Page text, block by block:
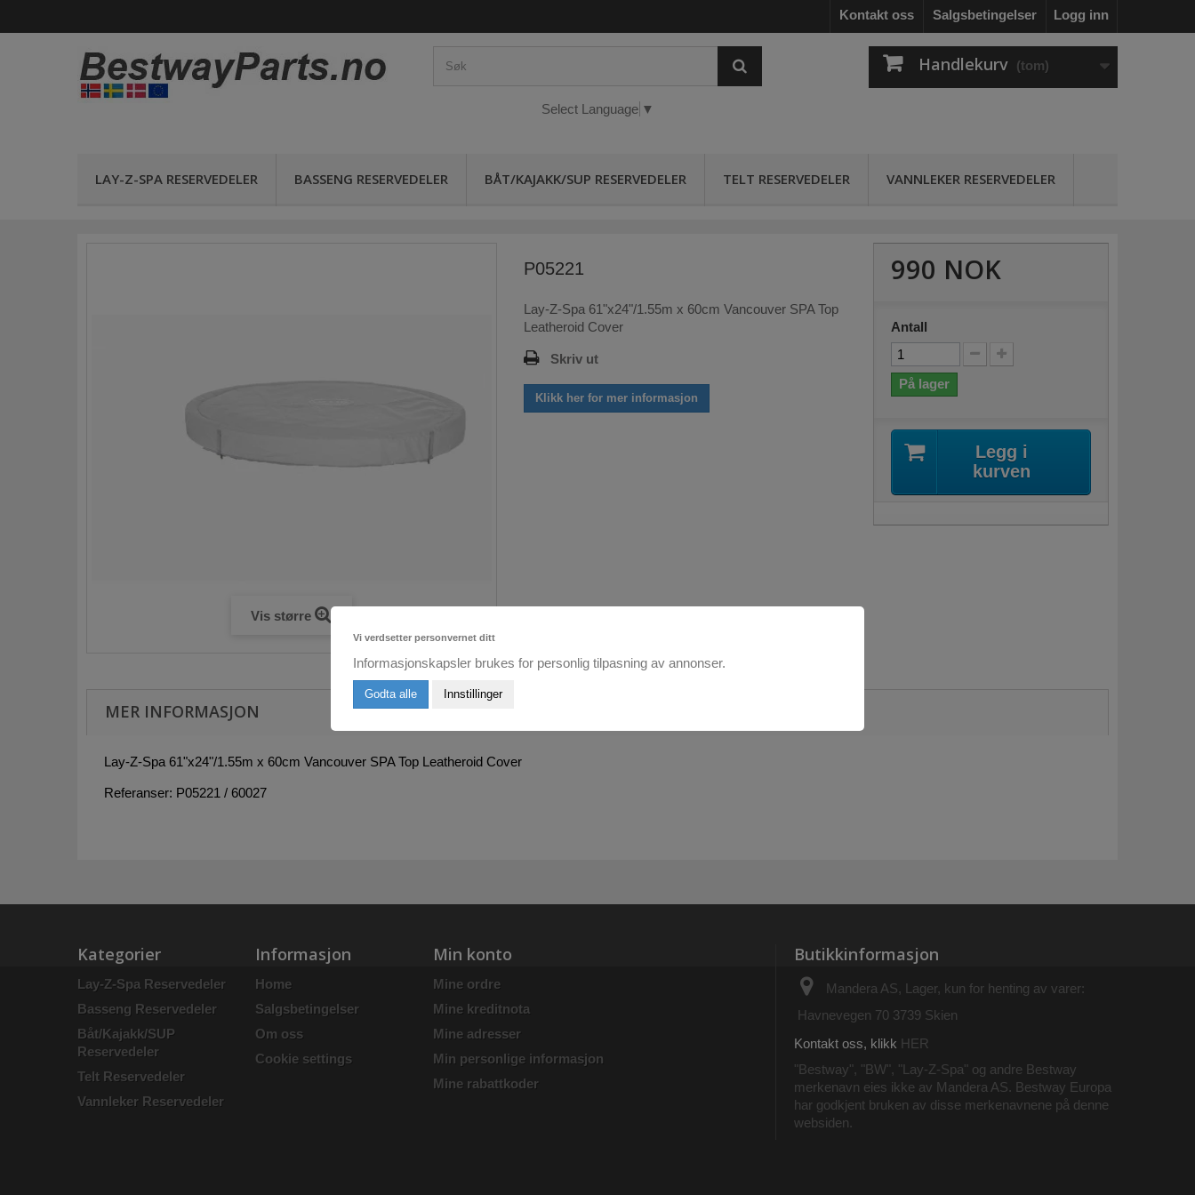
Logg inn
Salgsbetingelser
Kontakt oss
Handlekurv (tom)
Select Language ▼
LAY-Z-SPA RESERVEDELER BASSENG RESERVEDELER BÅT/KAJAKK/SUP RESERVEDELER TELT RESERVEDELER VANNLEKER RESERVEDELER
Vis større
P05221
Lay-Z-Spa 61"x24"/1.55m x 60cm Vancouver SPA Top
Leatheroid Cover
Skriv ut
Klikk her for mer informasjon
990 NOK
Antall
På lager
Legg i
kurven
MER INFORMASJON
Lay-Z-Spa 61"x24"/1.55m x 60cm Vancouver SPA Top Leatheroid Cover
Referanser: P05221 / 60027
Kategorier
Lay-Z-Spa Reservedeler
Basseng Reservedeler
Båt/Kajakk/SUP
Reservedeler
Telt Reservedeler
Vannleker Reservedeler
Informasjon
Home
Salgsbetingelser
Om oss
Cookie settings
Min konto
Mine ordre
Mine kreditnota
Mine adresser
Min personlige informasjon
Mine rabattkoder
Butikkinformasjon
Mandera AS, Lager, kun for henting av varer:
Havnevegen 70 3739 Skien
Kontakt oss, klikk HER
"Bestway", "BW", "Lay-Z-Spa" og andre Bestway
merkenavn eies ikke av Mandera AS. Bestway Europa
har godkjent bruken av disse merkenavnene på denne
websiden.
Vi verdsetter personvernet ditt
Informasjonskapsler brukes for personlig tilpasning av annonser.
Godta alle Innstillinger